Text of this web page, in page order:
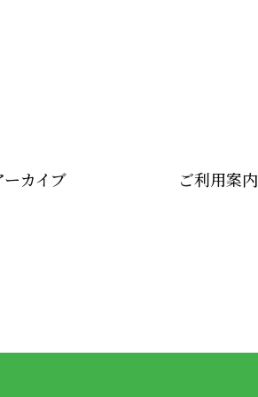
カイブ ご利用案内